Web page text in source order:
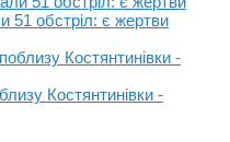
51 обстріл: є жертви
Костянтинівки -